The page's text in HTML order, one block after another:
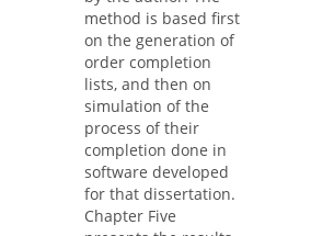
method is based first
on the generation of
order completion
lists, and then on
simulation of the
process of their
completion done in
software developed
for that dissertation.
Chapter Five